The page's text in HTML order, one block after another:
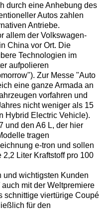
durch eine Anhebung des
Autos zahlen
Antriebe.
allem der Volkswagen-
China vor Ort. Die
Technologien im
aufpolieren
Zur Messe "Auto
eine ganze Armada an
vorfahren und
nicht weniger als 15
Hybrid Electric Vehicle).
und den A6 L, der hier
tragen
e-tron und sollen
Liter Kraftstoff pro 100
und wichtigsten Kunden
mit der Weltpremiere
schnittige viertürige Coupé
für den